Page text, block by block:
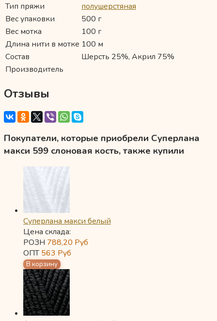
Тип пряжи
полушерстяная
Вес упаковки
500 г
Вес мотка
100 г
Длина нити в мотке 100 м
Состав
Шерсть 25%, Акрил 75%
Производитель
Отзывы
Покупатели, которые приобрели Суперлана
макси 599 слоновая кость, также купили
Суперлана макси белый
Цена склада:
РОЗН 788,20 Руб
ОПТ563 Руб